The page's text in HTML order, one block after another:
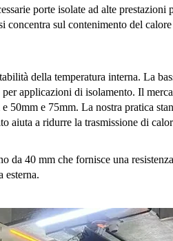
porte isolate ad alte prestazioni
concentra sul contenimento del
della temperatura interna. La
applicazioni di isolamento. Il
50mm e 75mm. La nostra pratica
aiuta a ridurre la trasmissione di
da 40 mm che fornisce una
esterna.